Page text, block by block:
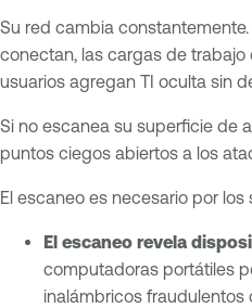
Su red cambia
conectan, las cargas de trabajo
usuarios agregan TI oculta sin
Si no escanea su superficie de
puntos ciegos abiertos a los
El escaneo es necesario por los
El escaneo revela
computadoras portátiles
inalámbricos fraudulentos